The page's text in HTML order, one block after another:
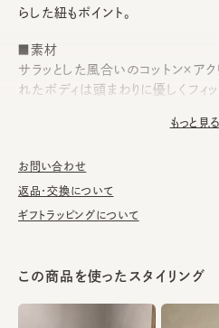
らした紐もポイント。
■素材
サラッとした風合いのコットン×アク
れたボディは頭まわりに優しくフィッ
して、消臭・抗菌用のスプレーをお
もっと見る
お問い合わせ
返品・交換について
ギフトラッピングについて
この商品を使ったスタイリング